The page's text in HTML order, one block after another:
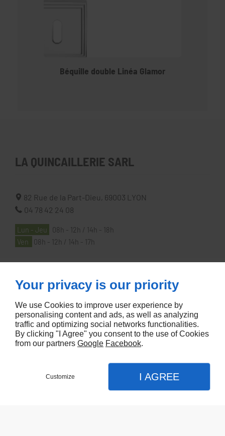
Béquille double Linéa Glamor
LA QUINCAILLERIE SARL
82 Rue de la Part-Dieu, 69003
LYON
04 78 42 24 08
Lun - Jeu
08h - 12h / 14h - 18h
Ven
08h - 12h / 14h - 17h
À PROPOS
Accueil
Contactez-nous
Mentions légales
Plan du site
Your privacy is our priority
We use Cookies to improve user experience by
personalising content and ads, as well as analyzing
traffic and optimizing social networks functionalities.
By clicking "I Agree" you consent to the use of Cookies
from our partners Google Facebook.
Customize I AGREE